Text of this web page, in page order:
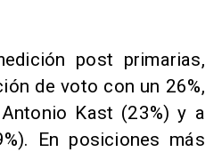
post primarias,
de voto con un 26%,
Kast (23%) y a
En posiciones más